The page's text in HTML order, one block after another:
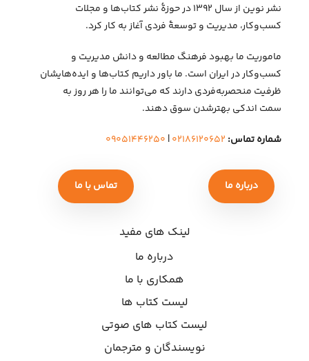
نشر نوین از سال ۱۳۹۲ در حوزهٔ نشر کتاب‌ها و مجلات
کسب‌وکار، مدیریت و توسعهٔ فردی آغاز به کار کرد.
ماموریت ما بهبود فرهنگ مطالعه و دانش مدیریت و
کسب‌وکار در ایران است. ما باور داریم کتاب‌ها و ایده‌هایشان
ظرفیت منحصربه‌فردی دارند که می‌توانند ما را هر روز به
سمت اندکی بهتر‌شدن سوق دهند.
شماره تماس: ۰۲۱۸۶۱۲۰۶۵۲| ۰۹۰۵۱۴۴۶۲۵۰
درباره ما تماس با ما
لینک های مفید
درباره ما
همکاری با ما
لیست کتاب ها
لیست کتاب های صوتی
نویسندگان و مترجمان